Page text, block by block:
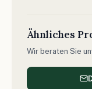
Ähnliches
Wir beraten Sie